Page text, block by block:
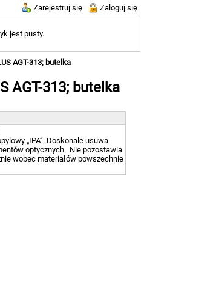
Zarejestruj się Zaloguj się
jest pusty.
AGT-313; butelka
AGT-313; butelka
„IPA”. Doskonale usuwa
optycznych . Nie pozostawia
wobec materiałów powszechnie